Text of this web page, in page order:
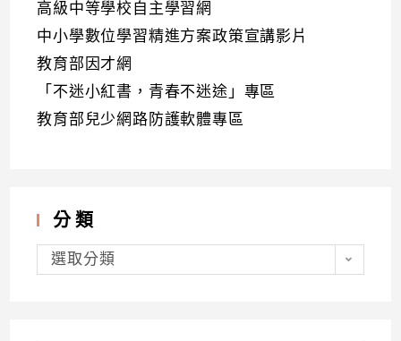
高級中等學校自主學習網
中小學數位學習精進方案政策宣講影片
教育部因才網
「不迷小紅書，青春不迷途」專區
教育部兒少網路防護軟體專區
分類
分
類選取分類